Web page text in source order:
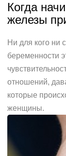
Когда
железы
Ни для кого ни
беременности
отношений,
которые
женщины.